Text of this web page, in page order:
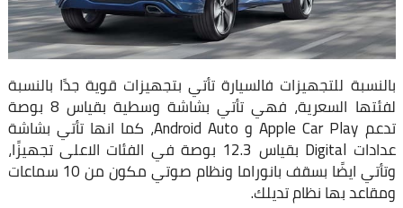
بالنسبة للتجهيزات فالسيارة تأتي بتجهيزات قوية جدًا بالنسبة
لفئتها السعرية، فهي تأتي بشاشة وسطية بقياس 8 بوصة
تدعم Apple Car Play و Android Auto، كما انها تأتي بشاشة
عدادات Digital بقياس 12.3 بوصة في الفئات الاعلى تجهيزًا،
وتأتي ايضًا بسقف بانوراما ونظام صوتي مكون من 10 سماعات
ومقاعد بها نظام تديلك.